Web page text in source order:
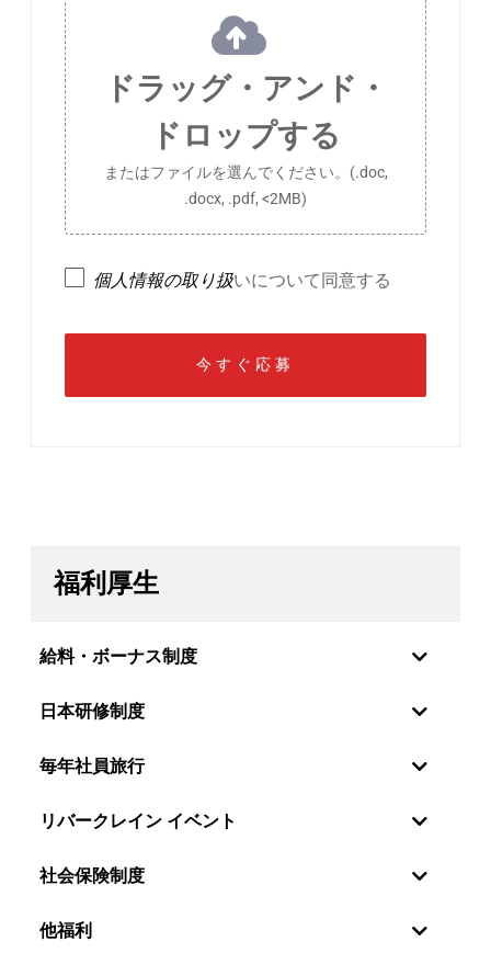
ドラッグ・アンド・
ドロップする
またはファイルを選んでください。(.doc,
.docx, .pdf, <2MB)
個人情報の取り扱いについて同意する
福利厚生
給料・ボーナス制度
レーンベトナムは特に年2回の定期昇給制度を設
日本研修制度
毎年社員旅行
リバークレイン イベント
社会保険制度
他福利